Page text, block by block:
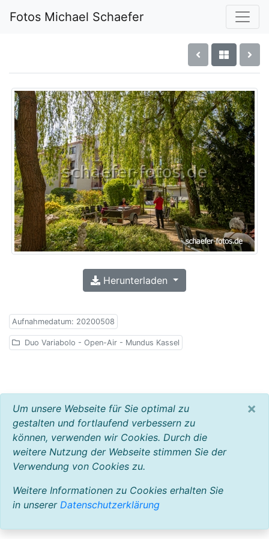
Fotos Michael Schaefer
Herunterladen
Aufnahmedatum: 20200508
Duo Variabolo - Open-Air - Mundus Kassel
Um unsere Webseite für Sie optimal zu
gestalten und fortlaufend verbessern zu
können, verwenden wir Cookies. Durch die
weitere Nutzung der Webseite stimmen Sie der
Verwendung von Cookies zu.
Weitere Informationen zu Cookies erhalten Sie
in unserer Datenschutzerklärung
×